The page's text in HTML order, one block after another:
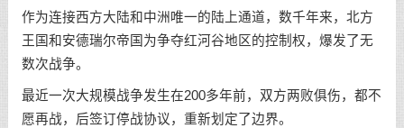
作为连接西方大陆和中洲唯一的陆上通道，数千年来，北方
王国和安德瑞尔帝国为争夺红河谷地区的控制权，爆发了无
数次战争。
最近一次大规模战争发生在200多年前，双方两败俱伤，都不
愿再战，后签订停战协议，重新划定了边界。